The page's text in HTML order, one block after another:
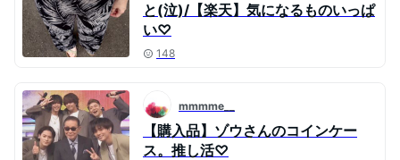
と(泣)/【楽天】気になるものいっぱ
い♡
148
mmmme__
【購入品】ゾウさんのコインケー
ス。推し活♡